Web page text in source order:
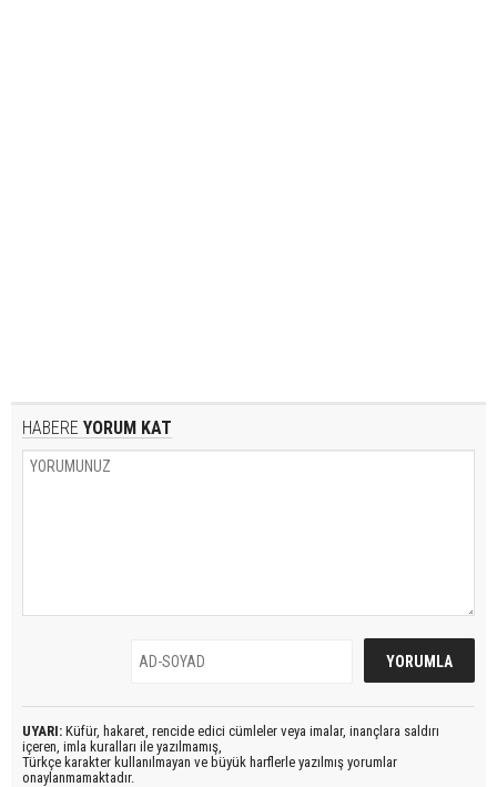
HABERE YORUM KAT
UYARI: Küfür, hakaret, rencide edici cümleler veya imalar, inançlara saldırı
içeren, imla kuralları ile yazılmamış,
Türkçe karakter kullanılmayan ve büyük harflerle yazılmış yorumlar
onaylanmamaktadır.